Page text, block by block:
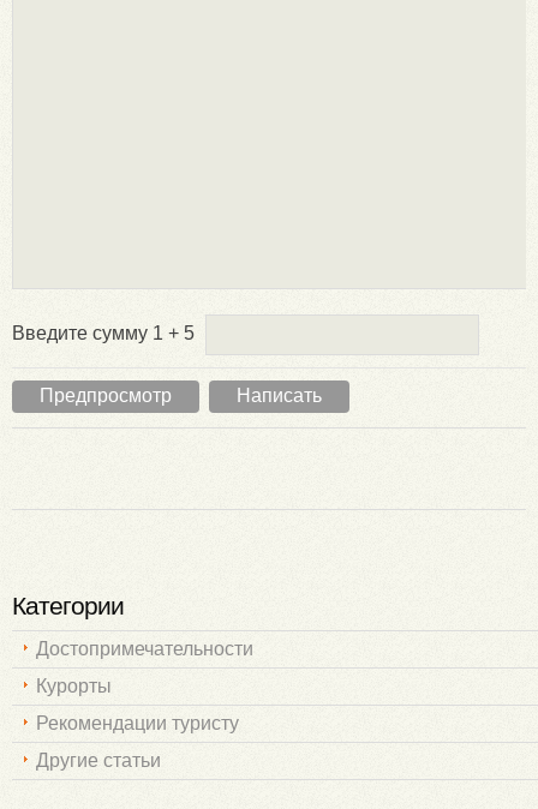
Введите сумму 1 + 5
Категории
Достопримечательности
Курорты
Рекомендации туристу
Другие статьи